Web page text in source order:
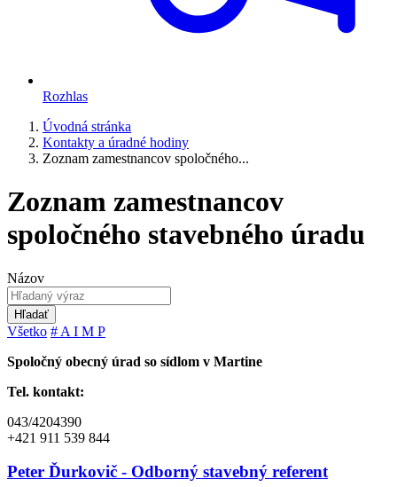
Rozhlas
Úvodná stránka
Kontakty a úradné hodiny
Zoznam zamestnancov spoločného...
Zoznam zamestnancov
spoločného stavebného úradu
Názov
Hľadať
Všetko # A I M P
Spoločný obecný úrad so sídlom v Martine
Tel. kontakt:
043/4204390
+421 911 539 844
Peter Ďurkovič - Odborný stavebný referent